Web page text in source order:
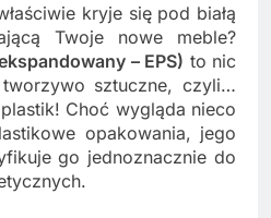
kryje się pod białą
Twoje nowe meble?
– EPS) to nic
sztuczne, czyli…
Choć wygląda nieco
opakowania, jego
go jednoznacznie do